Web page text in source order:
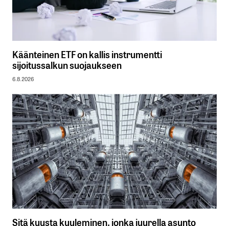
Käänteinen ETF on kallis instrumentti
sijoitussalkun suojaukseen
6.8.2026
Sitä kuusta kuuleminen, jonka juurella asunto